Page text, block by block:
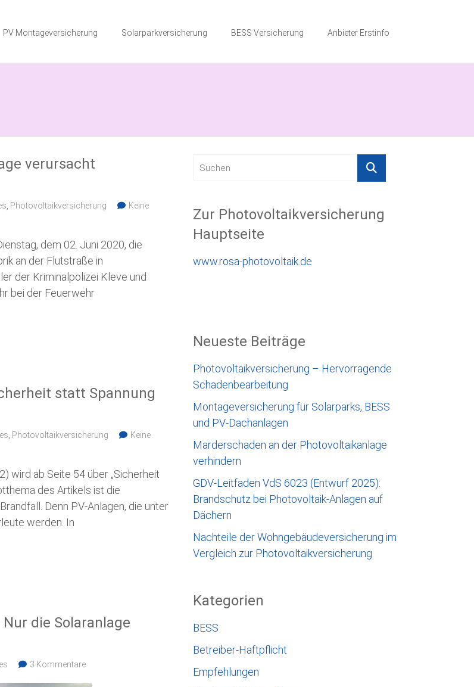
PV Montageversicherung Solarparkversicherung BESS Versicherung Anbieter Erstinfo
verursacht
Photovoltaikversicherung
Keine
dem 02. Juni 2020, die
an der Flutstraße in
der Kriminalpolizei Kleve und
bei der Feuerwehr
statt Spannung
Photovoltaikversicherung
Keine
wird ab Seite 54 über „Sicherheit
des Artikels ist die
Denn PV-Anlagen, die unter
werden. In
die Solaranlage
3 Kommentare
Zur Photovoltaikversicherung
Hauptseite
www.rosa-photovoltaik.de
Neueste Beiträge
Photovoltaikversicherung – Hervorragende
Schadenbearbeitung
Montageversicherung für Solarparks, BESS
und PV-Dachanlagen
Marderschaden an der Photovoltaikanlage
verhindern
GDV-Leitfaden VdS 6023 (Entwurf 2025):
Brandschutz bei Photovoltaik-Anlagen auf
Dächern
Nachteile der Wohngebäudeversicherung im
Vergleich zur Photovoltaikversicherung
Kategorien
BESS
Betreiber-Haftpflicht
Empfehlungen